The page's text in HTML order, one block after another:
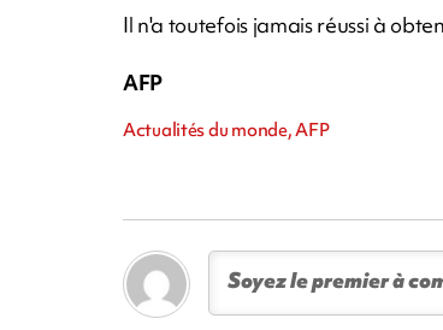
Il n'a toutefois jamais réussi à
AFP
Actualités du monde, AFP